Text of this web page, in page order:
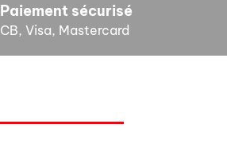
Paiement sécurisé
CB, Visa, Mastercard